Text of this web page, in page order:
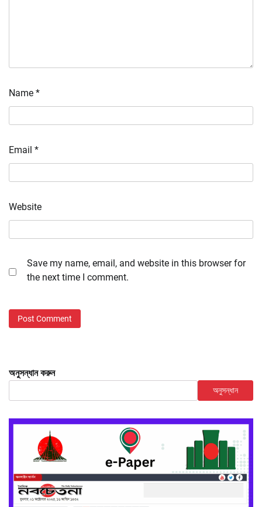
Name *
Email *
Website
Save my name, email, and website in this browser for
the next time I comment.
অনুসন্ধান করুন
অনুসন্ধান